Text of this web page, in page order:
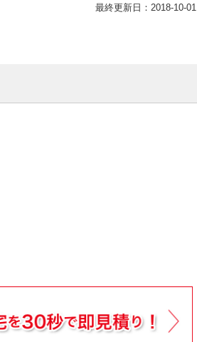
最終更新日：2018-10-01